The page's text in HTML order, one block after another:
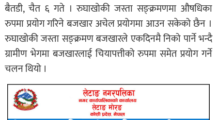
बैतडी, चैत ६ गते । रुघाखोकी जस्ता सङ्क्रमणमा औषधिका
रुपमा प्रयोग गरिने बजखार अचेल प्रयोगमा आउन सकेको छैन ।
रुघाखोकी जस्ता सङ्क्रमण बजखारले एकदिनमै निको पार्ने भन्दै
ग्रामीण भेगमा बजखारलाई चियापत्तीको रुपमा समेत प्रयोग गर्ने
चलन थियो ।